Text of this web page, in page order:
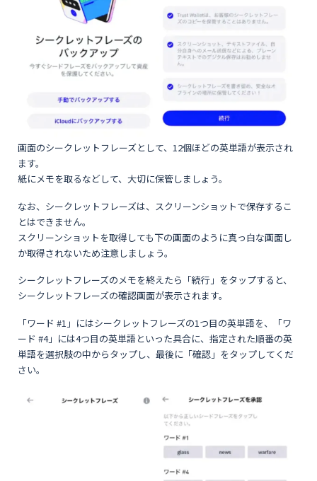
画面のシークレットフレーズとして、12個ほどの英単語が表示され
ます。
紙にメモを取るなどして、大切に保管しましょう。
なお、シークレットフレーズは、スクリーンショットで保存するこ
とはできません。
スクリーンショットを取得しても下の画面のように真っ白な画面し
か取得されないため注意しましょう。
シークレットフレーズのメモを終えたら「続行」をタップすると、
シークレットフレーズの確認画面が表示されます。
「ワード #1」にはシークレットフレーズの1つ目の英単語を、「ワ
ード #4」には4つ目の英単語といった具合に、指定された順番の英
単語を選択肢の中からタップし、最後に「確認」をタップしてくだ
さい。